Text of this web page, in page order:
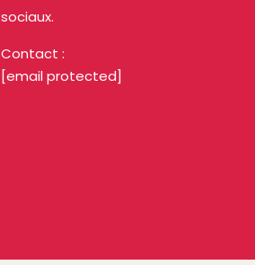
sociaux.
Contact :
[email protected]